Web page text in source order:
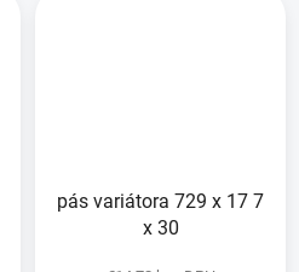
pás variátora 729 x 17 7
x 30